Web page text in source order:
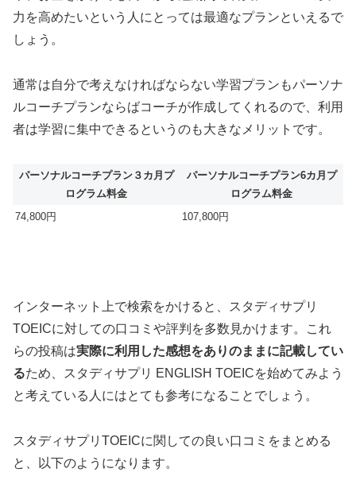
力を高めたいという人にとっては最適なプランといえるで
しょう。
通常は自分で考えなければならない学習プランもパーソナ
ルコーチプランならばコーチが作成してくれるので、利用
者は学習に集中できるというのも大きなメリットです。
パーソナルコーチプラン３カ月プ
ログラム料金
パーソナルコーチプラン6カ月プ
ログラム料金
74,800円
107,800円
インターネット上で検索をかけると、スタディサプリ
TOEICに対しての口コミや評判を多数見かけます。これ
らの投稿は実際に利用した感想をありのままに記載してい
るため、スタディサプリ ENGLISH TOEICを始めてみよう
と考えている人にはとても参考になることでしょう。
スタディサプリTOEICに関しての良い口コミをまとめる
と、以下のようになります。